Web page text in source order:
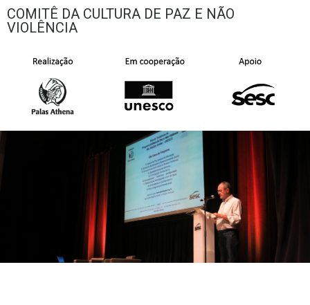
COMITÊ DA CULTURA DE PAZ E NÃO
VIOLÊNCIA